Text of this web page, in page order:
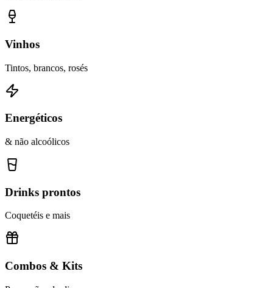
Vinhos
Tintos, brancos, rosés
Energéticos
& não alcoólicos
Drinks prontos
Coquetéis e mais
Combos & Kits